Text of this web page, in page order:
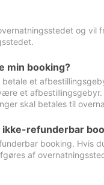
og vil
min booking?
et
et
skal betales til
refunderbar
booking. Hvis
af